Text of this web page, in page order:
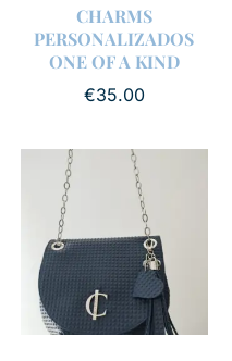
CHARMS
PERSONALIZADOS
ONE OF A KIND
€35.00